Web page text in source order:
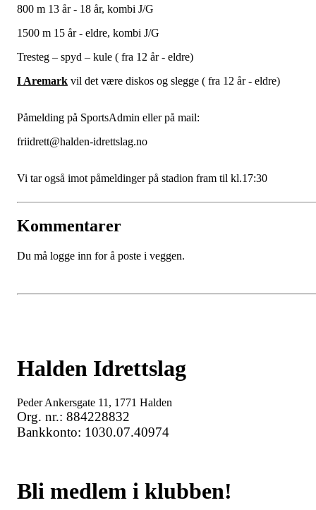
800 m 13 år - 18 år, kombi J/G
1500 m 15 år - eldre, kombi J/G
Tresteg – spyd – kule ( fra 12 år - eldre)
I Aremark vil det være diskos og slegge ( fra 12 år - eldre)
Påmelding på SportsAdmin eller på mail:
friidrett@halden-idrettslag.no
Vi tar også imot påmeldinger på stadion fram til kl.17:30
Kommentarer
Du må logge inn for å poste i veggen.
Halden Idrettslag
Peder Ankersgate 11, 1771 Halden
Org. nr.: 884228832
Bankkonto: 1030.07.40974
Bli medlem i klubben!